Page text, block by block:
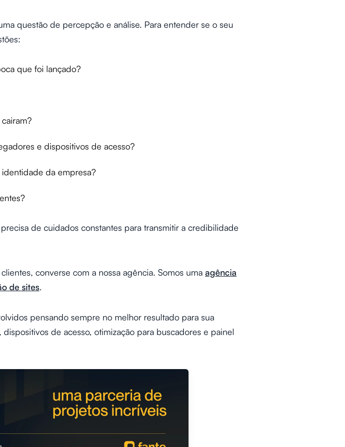
questão de percepção e análise. Para entender se o seu
que foi lançado?
e dispositivos de acesso?
da empresa?
de cuidados constantes para transmitir a credibilidade
converse com a nossa agência. Somos uma agência
de sites.
pensando sempre no melhor resultado para sua
de acesso, otimização para buscadores e painel